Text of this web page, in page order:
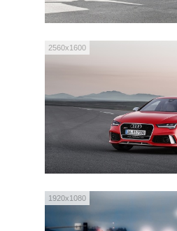
2560x1600
1920x1080